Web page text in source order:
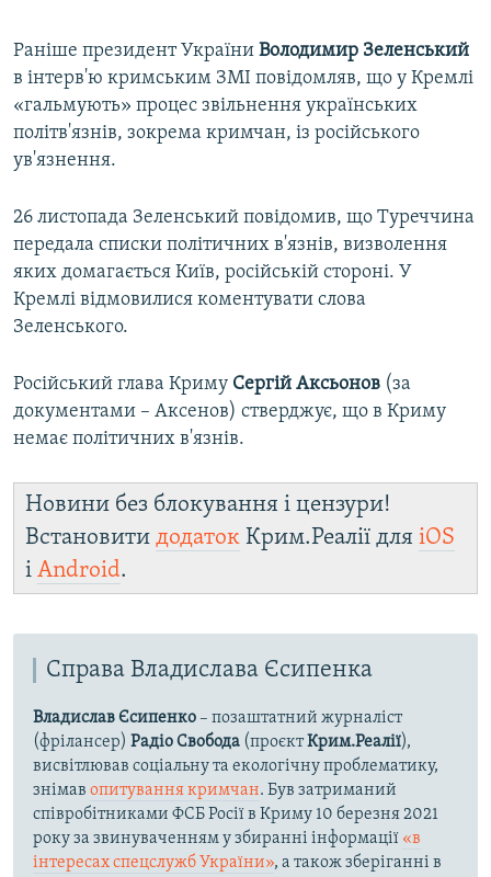
Раніше президент України Володимир Зеленський
в інтерв'ю кримським ЗМІ повідомляв, що у Кремлі
«гальмують» процес звільнення українських
політв'язнів, зокрема кримчан, із російського
ув'язнення.
26 листопада Зеленський повідомив, що Туреччина
передала списки політичних в'язнів, визволення
яких домагається Київ, російській стороні. У
Кремлі відмовилися коментувати слова
Зеленського.
Російський глава Криму Сергій Аксьонов (за
документами – Аксенов) стверджує, що в Криму
немає політичних в'язнів.
Новини без блокування і цензури!
Встановити додаток Крим.Реалії для iOS
і Android.
Справа Владислава Єсипенка
Владислав Єсипенко– позаштатний журналіст
(фрілансер) Радіо Свобода (проєктКрим.Реалії),
висвітлював соціальну та екологічну проблематику,
знімав опитування кримчан. Був затриманий
співробітниками ФСБ Росії в Криму 10 березня 2021
року за звинуваченням у збиранні інформації «в
інтересах спецслужб України», а також зберіганні в